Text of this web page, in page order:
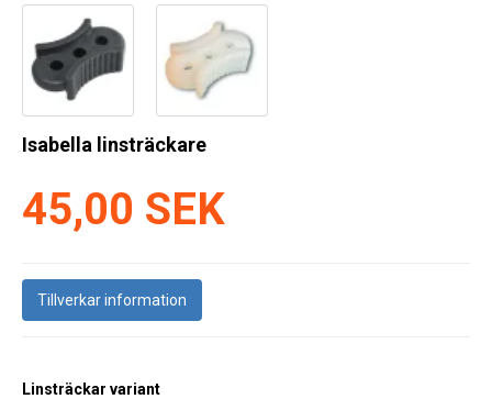
Restförsäljning
Isabella linsträckare
45,00 SEK
Tillverkar information
Linsträckar variant